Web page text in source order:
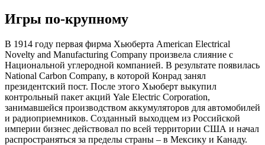
Игры по-крупному
В 1914 году первая фирма Хьюберта American Electrical
Novelty and Manufacturing Company произвела слияние с
Национальной углеродной компанией. В результате появилась
National Carbon Company, в которой Конрад занял
президентский пост. После этого Хьюберт выкупил
контрольный пакет акций Yale Electric Corporation,
занимавшейся производством аккумуляторов для автомобилей
и радиоприемников. Созданный выходцем из Российской
империи бизнес действовал по всей территории США и начал
распространяться за пределы страны – в Мексику и Канаду.